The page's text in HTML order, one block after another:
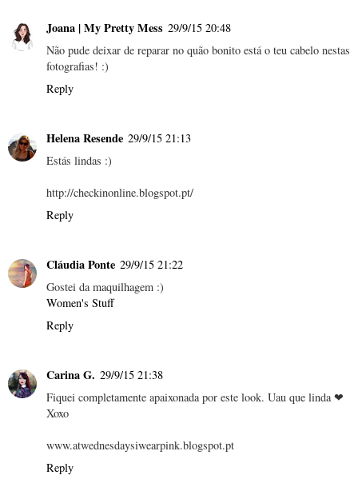
Joana | My Pretty Mess 29/9/15 20:48
Não pude deixar de reparar no quão bonito está o teu cabelo nestas
fotografias! :)
Reply
Helena Resende 29/9/15 21:13
Estás lindas :)
http://checkinonline.blogspot.pt/
Reply
Cláudia Ponte 29/9/15 21:22
Gostei da maquilhagem :)
Women's Stuff
Reply
Carina G. 29/9/15 21:38
Fiquei completamente apaixonada por este look. Uau que linda ❤
Xoxo
www.atwednesdaysiwearpink.blogspot.pt
Reply